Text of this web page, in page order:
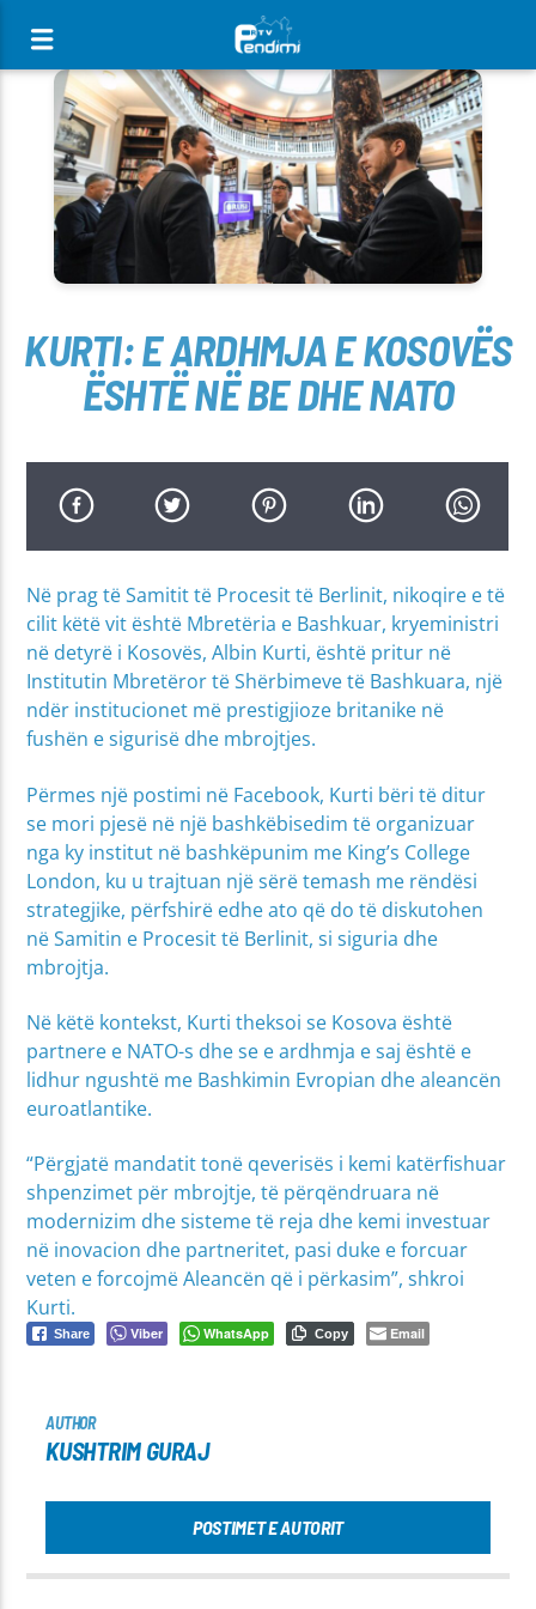
[There are no radio stations in the database]
KURTI: E ARDHMJA E KOSOVËS
ËSHTË NË BE DHE NATO
Në prag të Samitit të Procesit të Berlinit, nikoqire e të
cilit këtë vit është Mbretëria e Bashkuar, kryeministri
në detyrë i Kosovës, Albin Kurti, është pritur në
Institutin Mbretëror të Shërbimeve të Bashkuara, një
ndër institucionet më prestigjioze britanike në
fushën e sigurisë dhe mbrojtjes.
Përmes një postimi në Facebook, Kurti bëri të ditur
se mori pjesë në një bashkëbisedim të organizuar
nga ky institut në bashkëpunim me King’s College
London, ku u trajtuan një sërë temash me rëndësi
strategjike, përfshirë edhe ato që do të diskutohen
në Samitin e Procesit të Berlinit, si siguria dhe
mbrojtja.
Në këtë kontekst, Kurti theksoi se Kosova është
partnere e NATO-s dhe se e ardhmja e saj është e
lidhur ngushtë me Bashkimin Evropian dhe aleancën
euroatlantike.
“Përgjatë mandatit tonë qeverisës i kemi katërfishuar
shpenzimet për mbrojtje, të përqëndruara në
modernizim dhe sisteme të reja dhe kemi investuar
në inovacion dhe partneritet, pasi duke e forcuar
veten e forcojmë Aleancën që i përkasim”, shkroi
Kurti.
Share Viber WhatsApp Copy Email
AUTHOR
KUSHTRIM GURAJ
POSTIMET E AUTORIT